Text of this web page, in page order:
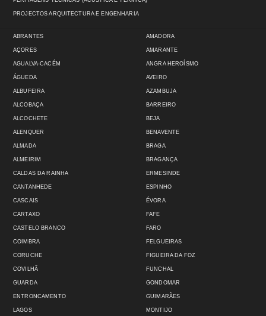
PROJECTOS ARQUITECTURA E ENGENHARIA
ABRANTES
AÇORES
AGUALVA-CACÉM
ÁGUEDA
ALBUFEIRA
ALCOBAÇA
ALCOCHETE
ALENQUER
ALMADA
ALMEIRIM
AMADORA
AMARANTE
ANGRA HEROÍSMO
AVEIRO
AZAMBUJA
BARREIRO
BEJA
BENAVENTE
BRAGA
BRAGANÇA
CALDAS DA RAINHA
CANTANHEDE
CASCAIS
CARTAXO
CASTELO BRANCO
COIMBRA
CORUCHE
COVILHÃ
GUARDA
ENTRONCAMENTO
ERMESINDE
ESPINHO
ÉVORA
FAFE
FARO
FELGUEIRAS
FIGUEIRA DA FOZ
FUNCHAL
GONDOMAR
GUIMARÃES
LAGOS MONTIJO